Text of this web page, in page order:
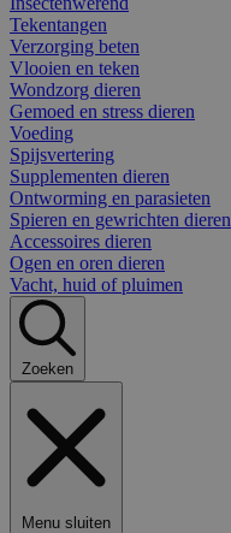
Tekentangen
Verzorging beten
Vlooien en teken
Wondzorg dieren
Gemoed en stress dieren
Voeding
Spijsvertering
Supplementen dieren
Ontworming en parasieten
Spieren en gewrichten dieren
Accessoires dieren
Ogen en oren dieren
Vacht, huid of pluimen
Zoeken
Menu sluiten